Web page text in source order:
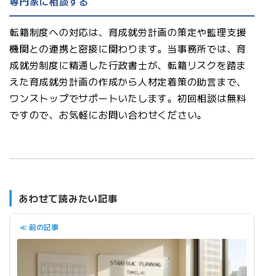
転籍制度への対応は、育成就労計画の策定や監理支援
機関との連携と密接に関わります。当事務所では、育
成就労制度に精通した行政書士が、転籍リスクを踏ま
えた育成就労計画の作成から人材定着策の助言まで、
ワンストップでサポートいたします。初回相談は無料
ですので、お気軽にお問い合わせください。
あわせて読みたい記事
≪ 前の記事